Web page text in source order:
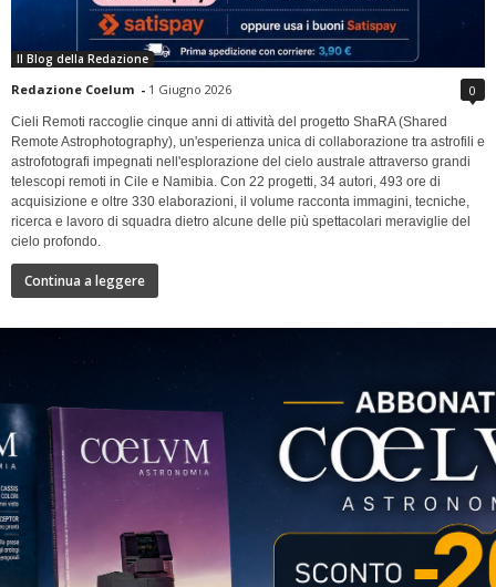
Il Blog della Redazione
Redazione Coelum - 1 Giugno 2026 0
Cieli Remoti raccoglie cinque anni di attività del progetto ShaRA (Shared
Remote Astrophotography), un'esperienza unica di collaborazione tra astrofili e
astrofotografi impegnati nell'esplorazione del cielo australe attraverso grandi
telescopi remoti in Cile e Namibia. Con 22 progetti, 34 autori, 493 ore di
acquisizione e oltre 330 elaborazioni, il volume racconta immagini, tecniche,
ricerca e lavoro di squadra dietro alcune delle più spettacolari meraviglie del
cielo profondo.
Continua a leggere